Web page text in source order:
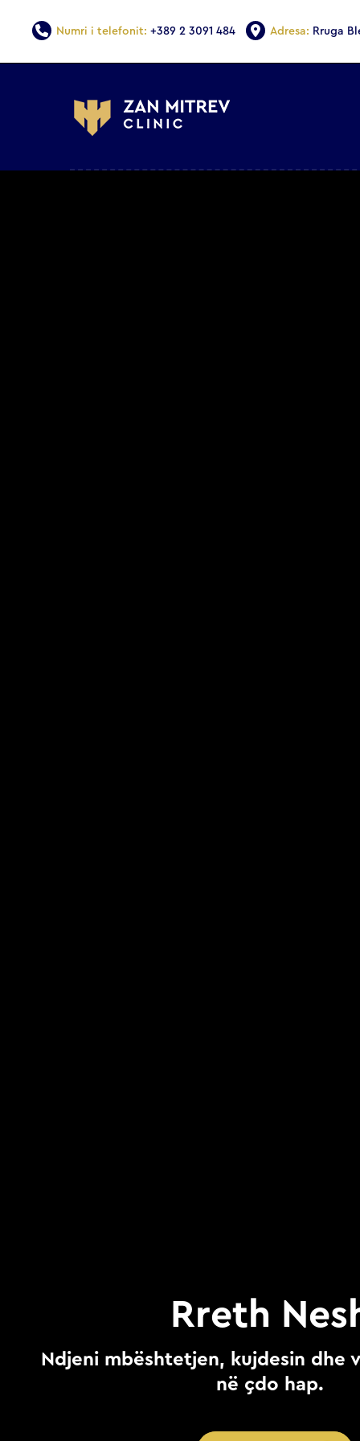
Numri i telefonit: +389 2 3091 484 Adresa: Rruga
Rreth
Ndjeni mbështetjen, kujdesin dhe
në çdo hap.